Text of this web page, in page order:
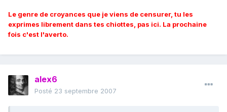
Le genre de croyances que je viens de censurer, tu les
exprimes librement dans tes chiottes, pas ici. La prochaine
fois c'est l'averto.
alex6
Posté 23 septembre 2007